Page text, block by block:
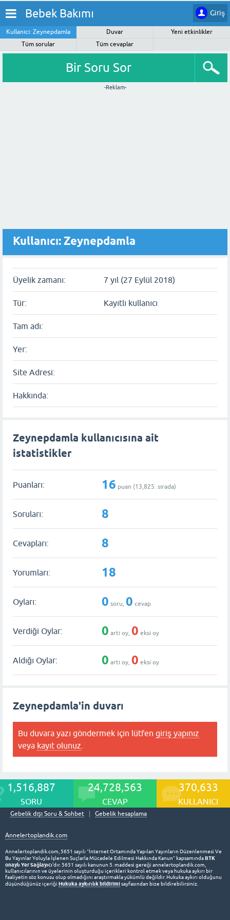
Giriş
Bebek Bakımı
Kullanıcı: Zeynepdamla Duvar
Yeni etkinlikler
Tüm sorular
Tüm cevaplar
Bir Soru Sor
-Reklam-
Kullanıcı: Zeynepdamla
Üyelik zamanı: 7 yıl (27 Eylül 2018)
Tür: Kayıtlı kullanıcı
Tam adı:
Yer:
Site Adresi:
Hakkında:
Zeynepdamla kullanıcısına ait
istatistikler
Puanları: 16 puan (13,825 . sırada)
Soruları: 8
Cevapları: 8
Yorumları: 18
Oyları: 0 soru, 0 cevap
Verdiği Oylar: 0 artı oy, 0 eksi oy
Aldığı Oylar: 0 artı oy, 0 eksi oy
Zeynepdamla'in duvarı
Bu duvara yazı göndermek için lütfen giriş yapınız
veya kayıt olunuz
1,516,887
SORU
24,728,563
CEVAP
370,633
KULLANICI
Gebelik dışı Soru & Sohbet Gebelik hesaplama
Annelertoplandik.com
Annelertoplandik.com, 5651 sayılı “İnternet Ortamında Yapılan Yayınların Düzenlenmesi Ve
Bu Yayınlar Yoluyla İşlenen Suçlarla Mücadele Edilmesi Hakkında Kanun” kapsamındaBTK
onaylı Yer Sağlayıcı'dır. 5651 sayılı kanunun 5. maddesi gereği annelertoplandik.com,
kullanıcılarının ve üyelerinin oluşturduğu içerikleri kontrol etmek veya hukuka aykırı bir
faaliyetin söz konusu olup olmadığını araştırmakla yükümlü değildir. Hukuka aykırı olduğunu
düşündüğünüz içeriği Hukuka aykırılık bildirimisayfasından bize bildirebilirsiniz.